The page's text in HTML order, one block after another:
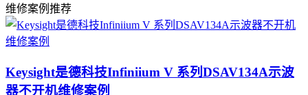
维修案例推荐
Keysight是德科技Infiniium V 系列DSAV134A示波
器不开机维修案例